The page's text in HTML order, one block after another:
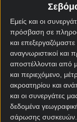
Εμείς και οι
πρόσβαση σε
και
αναγνωριστικοί
αποστέλλονται από
και περιεχόμενο,
ακροατηρίου και
και οι συνεργάτες
δεδομένα
σάρωσης συσκευών.
στο
επιβεβαίωσαν
εγκαταλείψουν
σωστή.
Μία ομάδα
Griffa και
μία από τις
το αυτοκίνητο
ποδοσφαιριστή